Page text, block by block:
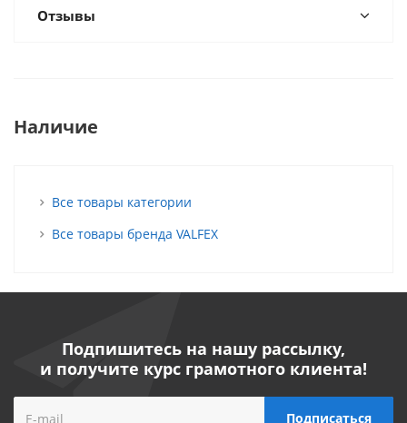
Отзывы
Наличие
Все товары категории
Все товары бренда VALFEX
Подпишитесь на нашу рассылку,
и получите курс грамотного клиента!